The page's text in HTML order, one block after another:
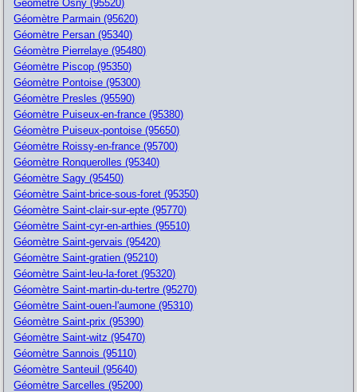
Géomètre Osny (95520)
Géomètre Parmain (95620)
Géomètre Persan (95340)
Géomètre Pierrelaye (95480)
Géomètre Piscop (95350)
Géomètre Pontoise (95300)
Géomètre Presles (95590)
Géomètre Puiseux-en-france (95380)
Géomètre Puiseux-pontoise (95650)
Géomètre Roissy-en-france (95700)
Géomètre Ronquerolles (95340)
Géomètre Sagy (95450)
Géomètre Saint-brice-sous-foret (95350)
Géomètre Saint-clair-sur-epte (95770)
Géomètre Saint-cyr-en-arthies (95510)
Géomètre Saint-gervais (95420)
Géomètre Saint-gratien (95210)
Géomètre Saint-leu-la-foret (95320)
Géomètre Saint-martin-du-tertre (95270)
Géomètre Saint-ouen-l'aumone (95310)
Géomètre Saint-prix (95390)
Géomètre Saint-witz (95470)
Géomètre Sannois (95110)
Géomètre Santeuil (95640)
Géomètre Sarcelles (95200)